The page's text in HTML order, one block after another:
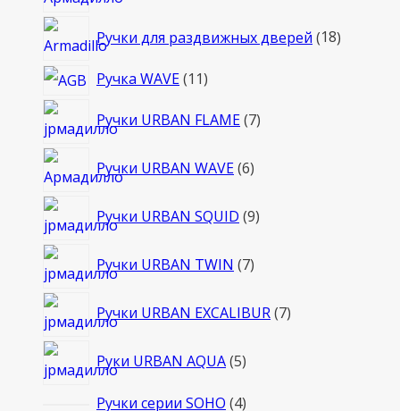
Ручки для раздвижных дверей 1818
Ручка WAVE 1111
Ручки URBAN FLAME 77
Ручки URBAN WAVE 66
Ручки URBAN SQUID 99
Ручки URBAN TWIN 77
Ручки URBAN EXCALIBUR 77
Руки URBAN AQUA 55
Ручки серии SOHO 44